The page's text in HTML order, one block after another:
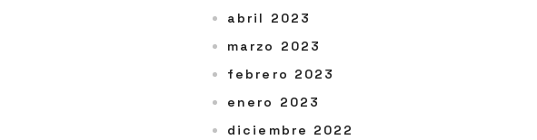
abril 2023
marzo 2023
febrero 2023
enero 2023
diciembre 2022